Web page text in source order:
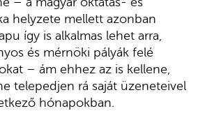
helyzete mellett azonban
így is alkalmas lehet arra,
és mérnöki pályák felé
– ám ehhez az is kellene,
telepedjen rá saját üzeneteivel
hónapokban.